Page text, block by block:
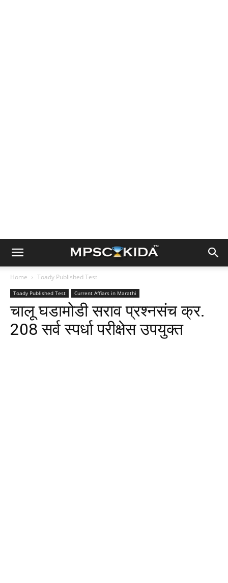
Home Toady Published Test
Toady Published Test Current Affiars in Marathi
चालू घडामोडी सराव प्रश्नसंच क्र.
208 सर्व स्पर्धा परीक्षेस उपयुक्त